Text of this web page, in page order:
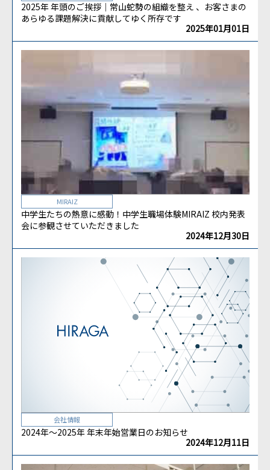
2025年 年頭のご挨拶｜常山蛇勢の組織を整え 、お客さまの
あらゆる課題解決に貢献してゆく所存です
2025年01月01日
MIRAIZ
中学生たちの熱意に感動！中学生職場体験MIRAIZ 校内発表
会に参観させていただきました
2024年12月30日
会社情報
2024年～2025年 年末年始営業日のお知らせ
2024年12月11日